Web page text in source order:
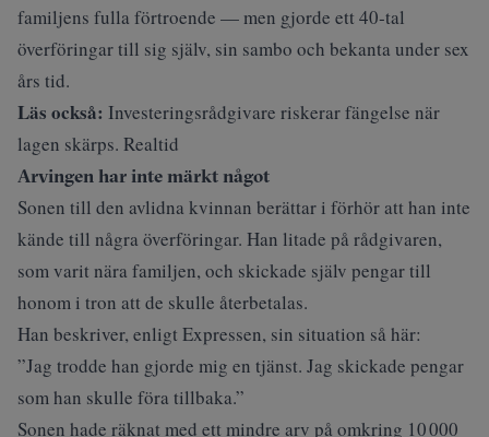
familjens fulla förtroende — men gjorde ett 40‑tal
överföringar till sig själv, sin sambo och bekanta under sex
års tid.
Läs också: Investeringsrådgivare riskerar fängelse när
lagen skärps. Realtid
Arvingen har inte märkt något
Sonen till den avlidna kvinnan berättar i förhör att han inte
kände till några överföringar. Han litade på rådgivaren,
som varit nära familjen, och skickade själv pengar till
honom i tron att de skulle återbetalas.
Han beskriver, enligt Expressen, sin situation så här:
”Jag trodde han gjorde mig en tjänst. Jag skickade pengar
som han skulle föra tillbaka.”
Sonen hade räknat med ett mindre arv på omkring 10 000